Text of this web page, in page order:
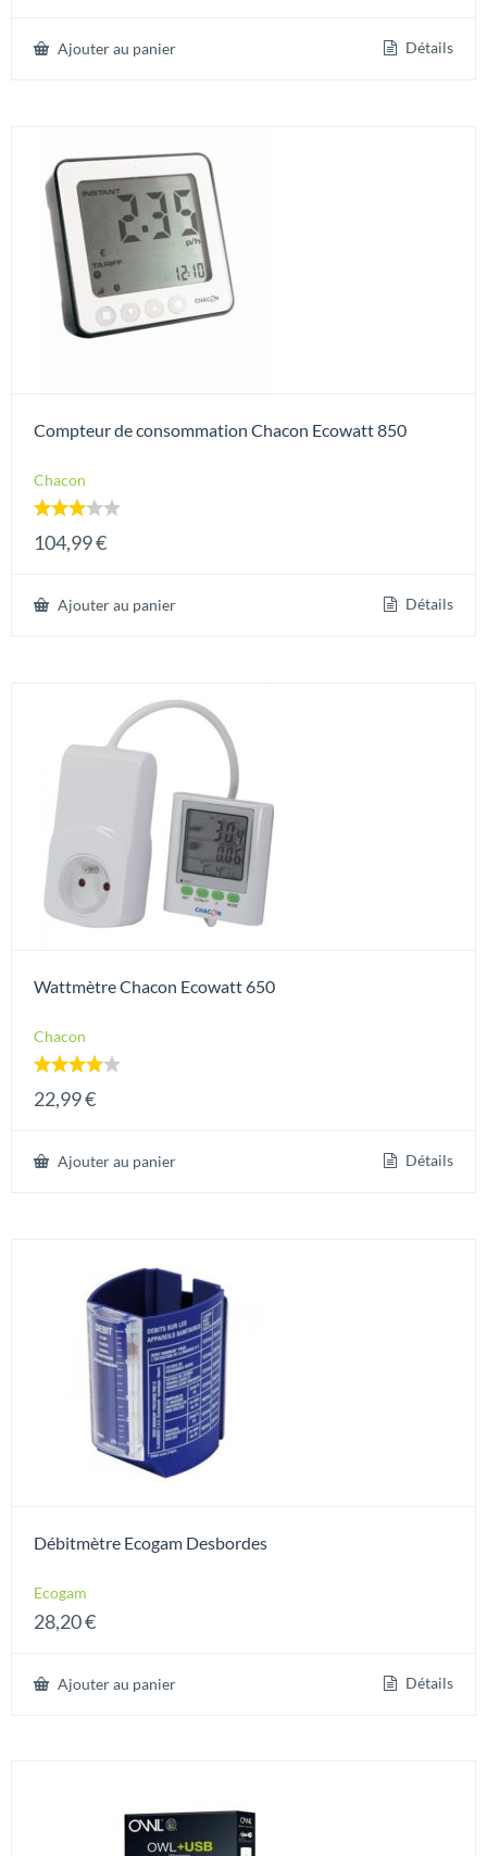
Ajouter au panier Détails
Compteur de consommation Chacon Ecowatt 850
Chacon
3.00
104,99€
Ajouter au panier Détails
Wattmètre Chacon Ecowatt 650
Chacon
4.00
22,99€
Ajouter au panier Détails
Débitmètre Ecogam Desbordes
Ecogam
28,20€
Ajouter au panier Détails